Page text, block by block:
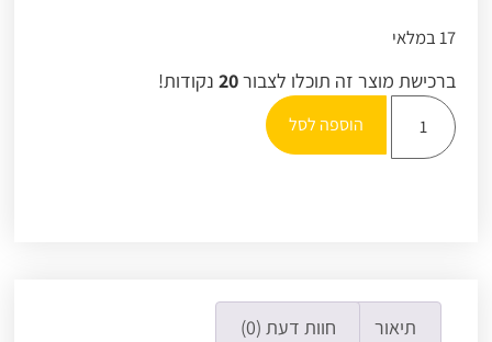
17 במלאי
ברכישת מוצר זה תוכלו לצבור20נקודות!
הוספה לסל
תיאור חוות דעת (0)